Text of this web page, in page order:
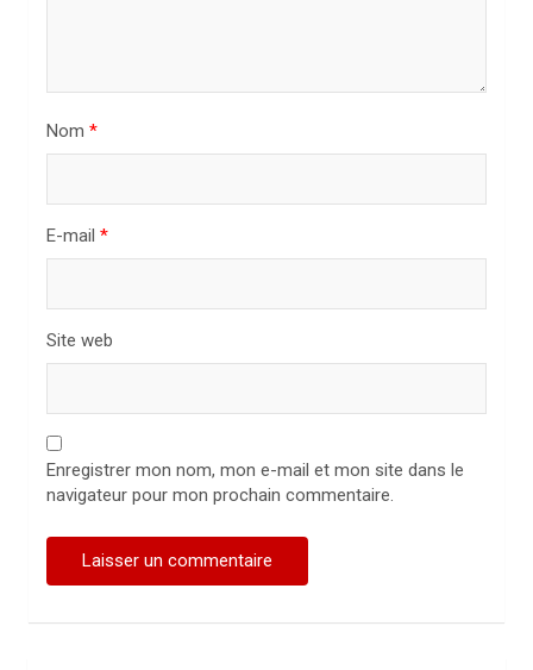
Nom *
E-mail *
Site web
Enregistrer mon nom, mon e-mail et mon site dans le
navigateur pour mon prochain commentaire.